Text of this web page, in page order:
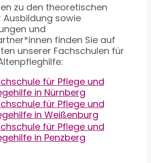
zu den theoretischen
Ausbildung sowie
und
finden Sie auf
unserer Fachschulen für
für Pflege und
in Nürnberg
für Pflege und
in Weißenburg
für Pflege und
in Penzberg